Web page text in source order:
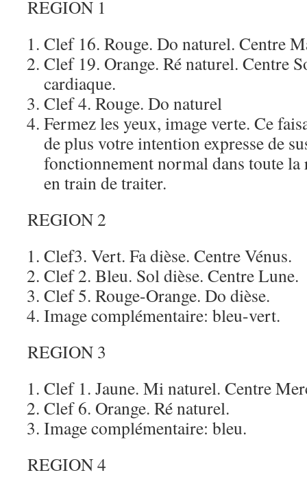
REGION 1
Clef 16. Rouge. Do naturel. Centre
Clef 19. Orange. Ré naturel. Centre
cardiaque.
Clef 4. Rouge. Do naturel
Fermez les yeux, image verte. Ce
de plus votre intention expresse de
fonctionnement normal dans toute la
en train de traiter.
REGION 2
Clef3. Vert. Fa dièse. Centre Vénus.
Clef 2. Bleu. Sol dièse. Centre Lune.
Clef 5. Rouge-Orange. Do dièse.
Image complémentaire: bleu-vert.
REGION 3
Clef 1. Jaune. Mi naturel. Centre
Clef 6. Orange. Ré naturel.
Image complémentaire: bleu.
REGION 4